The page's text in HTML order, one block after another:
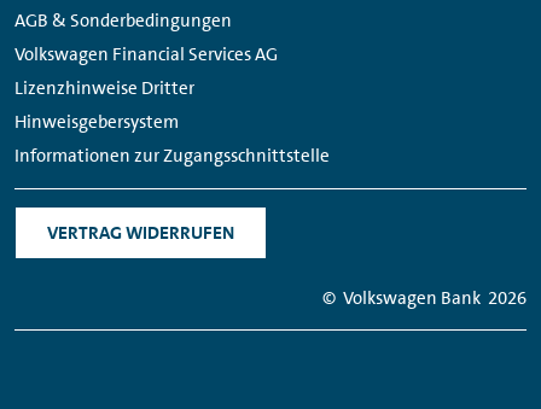
AGB & Sonderbedingungen
Volkswagen Financial Services AG
Lizenzhinweise Dritter
Hinweisgebersystem
Informationen zur Zugangsschnittstelle
VERTRAG WIDERRUFEN
© Volkswagen Bank 2026